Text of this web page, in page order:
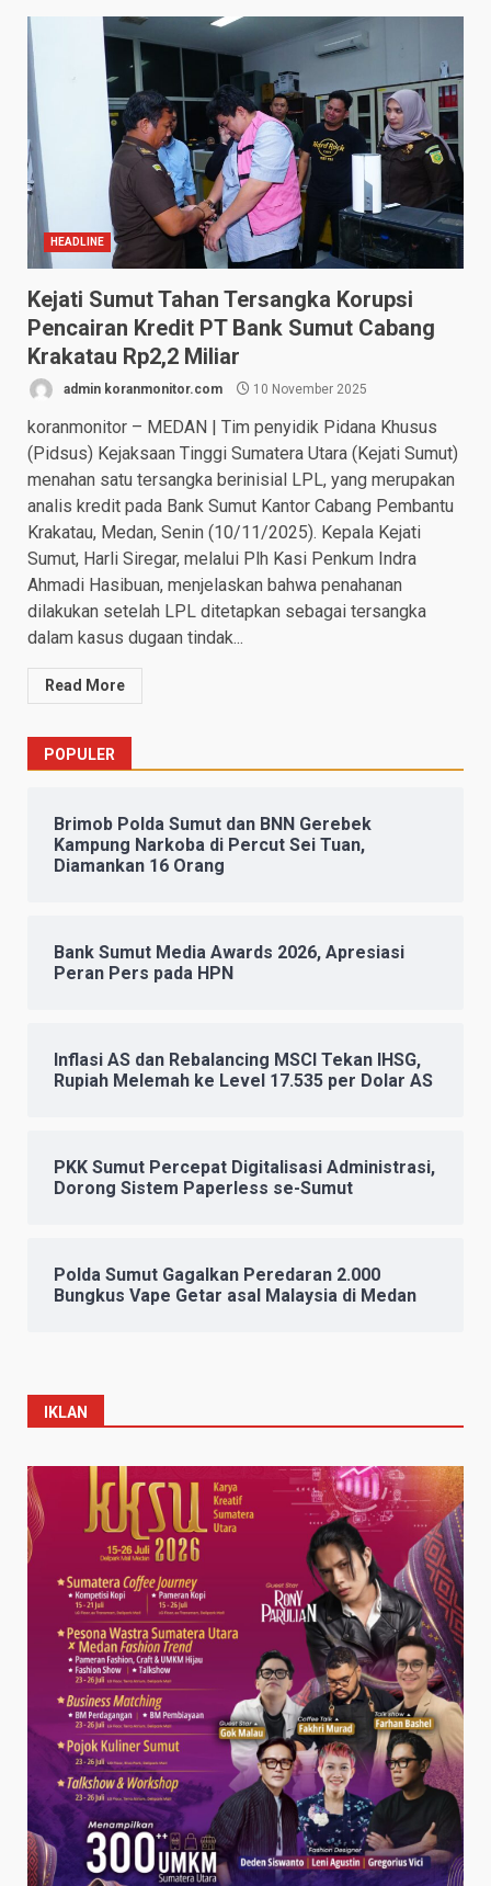
HEADLINE
Kejati Sumut Tahan Tersangka Korupsi
Pencairan Kredit PT Bank Sumut Cabang
Krakatau Rp2,2 Miliar
admin koranmonitor.com 10 November 2025
koranmonitor – MEDAN | Tim penyidik Pidana Khusus
(Pidsus) Kejaksaan Tinggi Sumatera Utara (Kejati Sumut)
menahan satu tersangka berinisial LPL, yang merupakan
analis kredit pada Bank Sumut Kantor Cabang Pembantu
Krakatau, Medan, Senin (10/11/2025). Kepala Kejati
Sumut, Harli Siregar, melalui Plh Kasi Penkum Indra
Ahmadi Hasibuan, menjelaskan bahwa penahanan
dilakukan setelah LPL ditetapkan sebagai tersangka
dalam kasus dugaan tindak...
Read More
POPULER
Brimob Polda Sumut dan BNN Gerebek
Kampung Narkoba di Percut Sei Tuan,
Diamankan 16 Orang
Bank Sumut Media Awards 2026, Apresiasi
Peran Pers pada HPN
Inflasi AS dan Rebalancing MSCI Tekan IHSG,
Rupiah Melemah ke Level 17.535 per Dolar AS
PKK Sumut Percepat Digitalisasi Administrasi,
Dorong Sistem Paperless se-Sumut
Polda Sumut Gagalkan Peredaran 2.000
Bungkus Vape Getar asal Malaysia di Medan
IKLAN